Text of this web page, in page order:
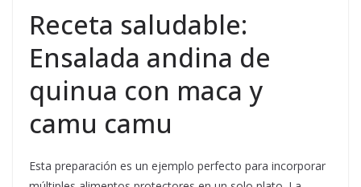
Receta saludable:
Ensalada andina de
quinua con maca y
camu camu
Esta preparación es un ejemplo perfecto para incorporar